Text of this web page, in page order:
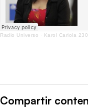
Radio Universo · Karol Cariola
Compartir